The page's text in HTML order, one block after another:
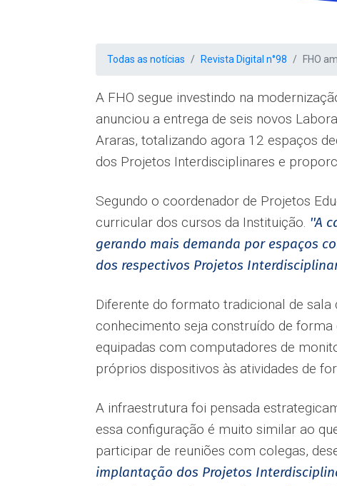
Todas as notícias Revista Digital n°98 FHO
A FHO segue investindo na
anunciou a entrega de seis novos
Araras, totalizando agora 12 espaços
dos Projetos Interdisciplinares e
Segundo o coordenador de Projetos
curricular dos cursos da Instituição. ''A
gerando mais demanda por espaços
dos respectivos Projetos
Diferente do formato tradicional de
conhecimento seja construído de
equipadas com computadores de
próprios dispositivos às atividades de
A infraestrutura foi pensada
essa configuração é muito similar ao
participar de reuniões com colegas,
implantação dos Projetos